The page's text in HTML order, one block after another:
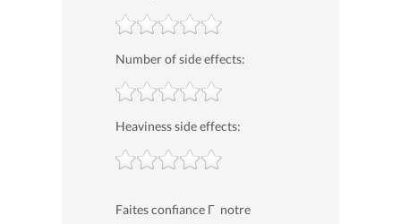
Number of side effects:
Heaviness side effects:
Faites confiance Г notre